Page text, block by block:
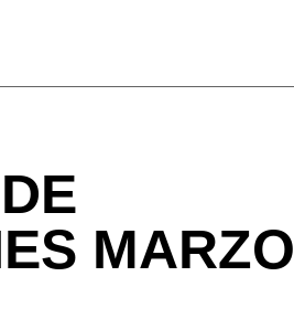
MARZO